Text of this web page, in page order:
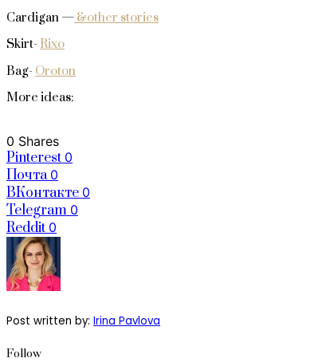
Cardigan — &other stories
Skirt- Rixo
Bag- Oroton
More ideas:
0 Shares
Pinterest 0
Почта 0
ВКонтакте 0
Telegram 0
Reddit 0
Post written by: Irina Pavlova
Follow